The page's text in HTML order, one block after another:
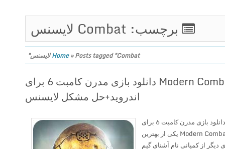
برچسب: Combat لایسنس
Home»Posts tagged "Combat لایسنس"
Modern Combat Versus v1.2.7 دانلود بازی مدرن کامبت 6 برای
اندروید+حل مشکل لایسنس
Modern Combat Versus v1.2.7 دانلود بازی مدرن کامبت 6 برای
اندروید+حل مشکل لایسنس Modern Combat Versus یکی از بهترین
از کمپانی نام آشنای گیم